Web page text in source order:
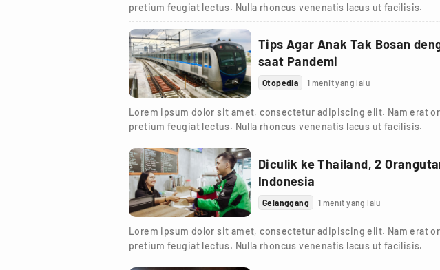
pretium feugiat lectus. Nulla rhoncus venenatis lacus ut facilisis.
Tips Agar Anak Tak Bosan
saat Pandemi
Otopedia 1 menit yang lalu
Lorem ipsum dolor sit amet, consectetur adipiscing elit. Nam erat
pretium feugiat lectus. Nulla rhoncus venenatis lacus ut facilisis.
Diculik ke Thailand, 2
Indonesia
Gelanggang 1 menit yang lalu
Lorem ipsum dolor sit amet, consectetur adipiscing elit. Nam erat
pretium feugiat lectus. Nulla rhoncus venenatis lacus ut facilisis.